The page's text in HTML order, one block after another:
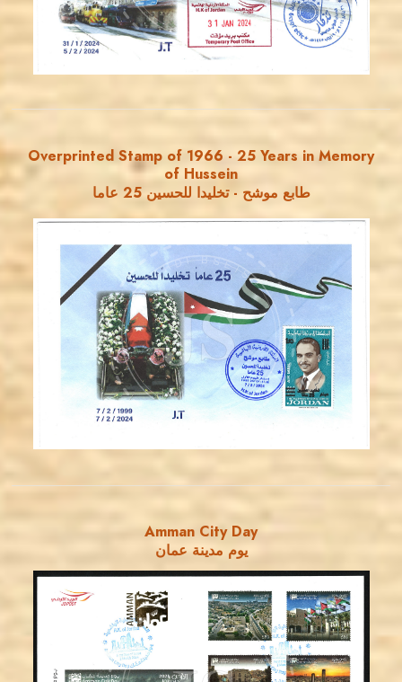
EST. 2007
Overprinted Stamp of 1966 - 25 Years in Memory
of Hussein
طابع موشح - تخليدا للحسين 25 عاما
JS
MAHDI BSEISO
EST. 2007
Amman City Day
يوم مدينة عمان
MAHDI BSEISO